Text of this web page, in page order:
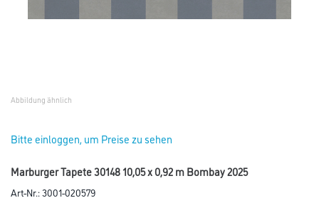
Abbildung ähnlich
Bitte einloggen, um Preise zu sehen
Marburger Tapete 30148 10,05 x 0,92 m Bombay 2025
Art-Nr.:3001-020579